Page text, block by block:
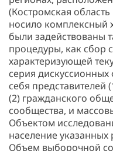
(Костромская
носило комплексный
были задействованы
процедуры, как сбор
характеризующей
серия
себя представителей
(2) гражданского
сообщества, и
Объектом
население указанных
Объем выборочной